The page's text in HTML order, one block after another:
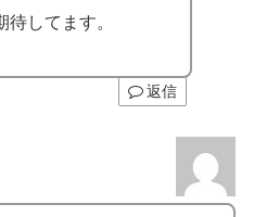
してます。
返信